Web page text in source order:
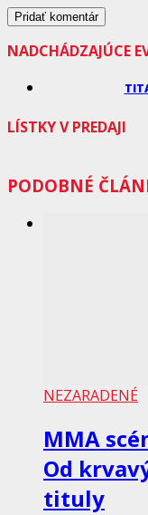
NADCHÁDZAJÚCE
LÍSTKY V PREDAJI
PODOBNÉ
NEZARADENÉ
MMA
Od
tituly